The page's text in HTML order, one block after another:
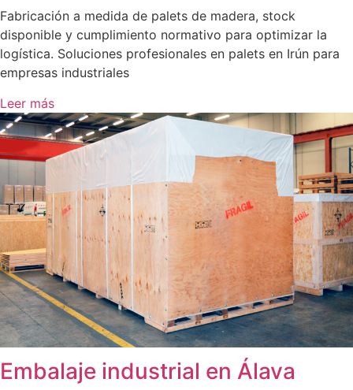
Fabricación a medida de palets de madera, stock
disponible y cumplimiento normativo para optimizar la
logística. Soluciones profesionales en palets en Irún para
empresas industriales
Leer más
Embalaje industrial en Álava